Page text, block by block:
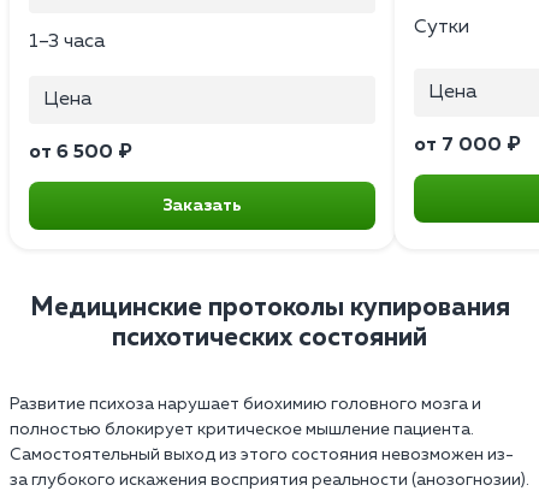
1–3 часа
Цена
от 6 500 ₽
Заказать
Сутки
Цена
от 7 000 ₽
Медицинские протоколы купирования
психотических состояний
Развитие психоза нарушает биохимию головного мозга и
полностью блокирует критическое мышление пациента.
Самостоятельный выход из этого состояния невозможен из-
за глубокого искажения восприятия реальности (анозогнозии).